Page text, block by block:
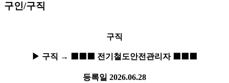
구인/구직
구직
▶ 구직 → ⬛⬛⬛ 전기철도안전관리자 ⬛⬛⬛
등록일 2026.06.28